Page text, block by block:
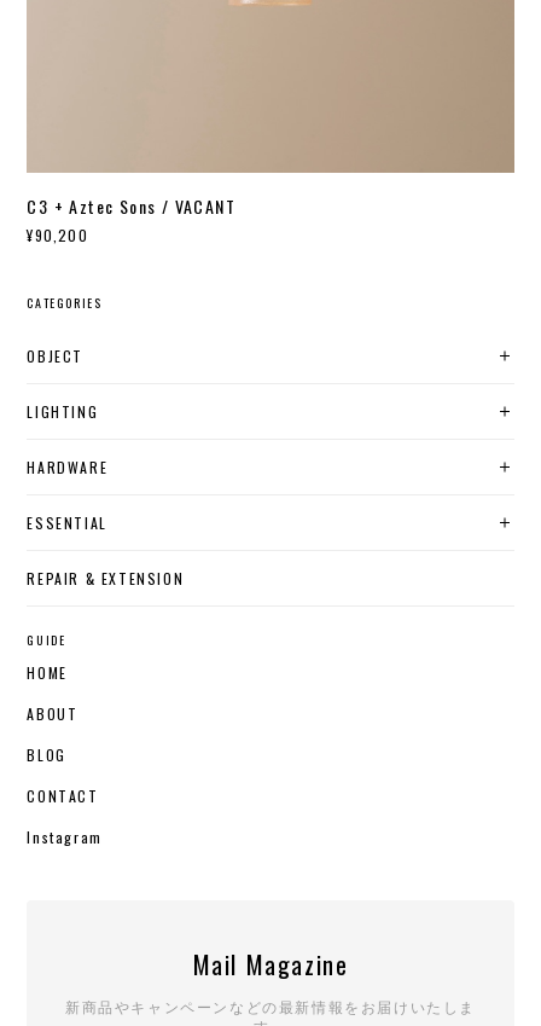
C3 + Aztec Sons / VACANT
¥90,200
CATEGORIES
OBJECT
LIGHTING
HARDWARE
ESSENTIAL
REPAIR & EXTENSION
GUIDE
HOME
ABOUT
BLOG
CONTACT
Instagram
Mail Magazine
新商品やキャンペーンなどの最新情報をお届けいたしま